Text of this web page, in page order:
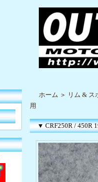
ホーム ＞ リム & ス
用
▼ CRF250R /